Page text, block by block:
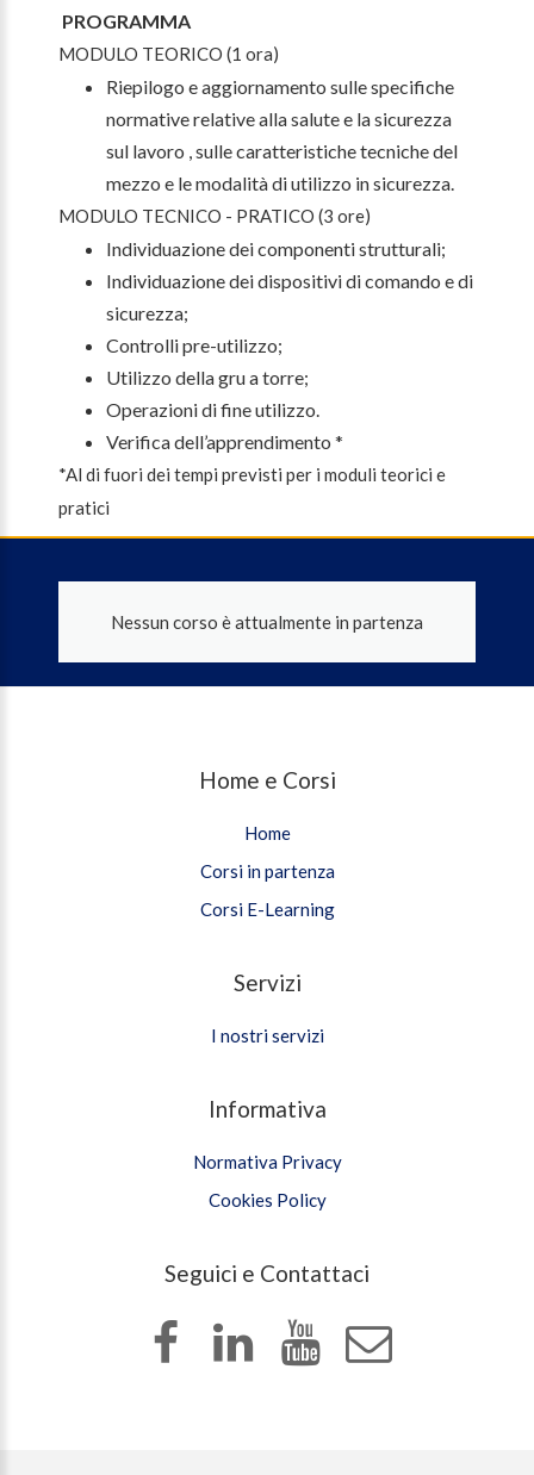
PROGRAMMA
MODULO TEORICO (1 ora)
Riepilogo e aggiornamento sulle specifiche
normative relative alla salute e la sicurezza
sul lavoro , sulle caratteristiche tecniche del
mezzo e le modalità di utilizzo in sicurezza.
MODULO TECNICO - PRATICO (3 ore)
Individuazione dei componenti strutturali;
Individuazione dei dispositivi di comando e di
sicurezza;
Controlli pre-utilizzo;
Utilizzo della gru a torre;
Operazioni di fine utilizzo.
Verifica dell’apprendimento *
*Al di fuori dei tempi previsti per i moduli teorici e
pratici
Nessun corso è attualmente in partenza
Home e Corsi
Home
Corsi in partenza
Corsi E-Learning
Servizi
I nostri servizi
Informativa
Normativa Privacy
Cookies Policy
Seguici e Contattaci